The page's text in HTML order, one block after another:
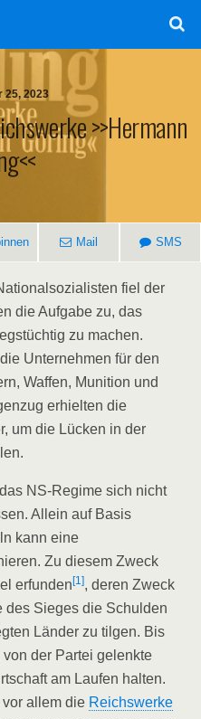
25, 2023
>>Hermann
Mail SMS
fiel der
die Aufgabe zu, das
zu machen.
Unternehmen für den
Waffen, Munition und
erhielten die
um die Lücken in der
NS-Regime sich nicht
Allein auf Basis
kann eine
Zu diesem Zweck
erfunden[1], deren Zweck
des Sieges die Schulden
Länder zu tilgen. Bis
der Partei gelenkte
am Laufen halten.
allem die Reichswerke